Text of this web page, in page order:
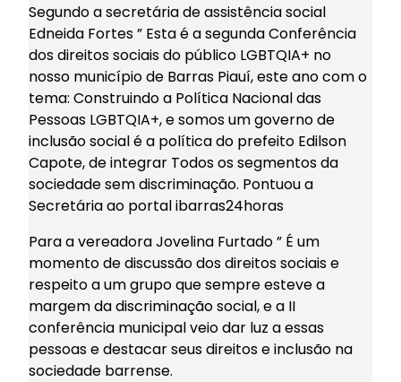
Segundo a secretária de assistência social
Edneida Fortes ” Esta é a segunda Conferência
dos direitos sociais do público LGBTQIA+ no
nosso município de Barras Piauí, este ano com o
tema: Construindo a Política Nacional das
Pessoas LGBTQIA+, e somos um governo de
inclusão social é a política do prefeito Edilson
Capote, de integrar Todos os segmentos da
sociedade sem discriminação. Pontuou a
Secretária ao portal ibarras24horas
Para a vereadora Jovelina Furtado ” É um
momento de discussão dos direitos sociais e
respeito a um grupo que sempre esteve a
margem da discriminação social, e a II
conferência municipal veio dar luz a essas
pessoas e destacar seus direitos e inclusão na
sociedade barrense.